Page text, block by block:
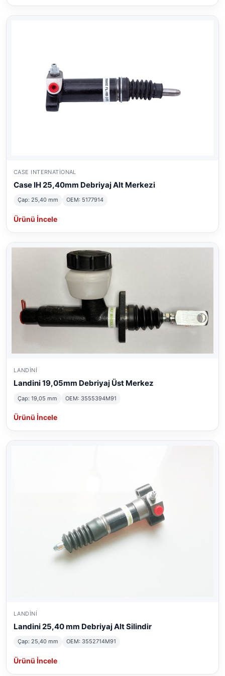
CASE INTERNATIONAL
Case IH 25,40mm Debriyaj Alt Merkezi
Çap: 25,40 mm OEM: 5177914
Ürünü İncele
LANDINI
Landini 19,05mm Debriyaj Üst Merkez
Çap: 19,05 mm OEM: 3555394M91
Ürünü İncele
LANDINI
Landini 25,40 mm Debriyaj Alt Silindir
Çap: 25,40 mm OEM: 3552714M91
Ürünü İncele